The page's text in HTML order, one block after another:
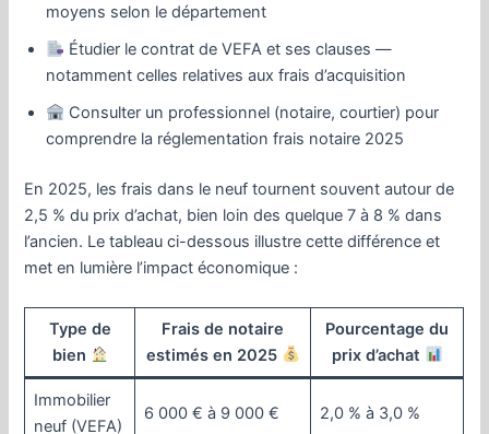
moyens selon le département
Étudier le contrat de VEFA et ses clauses —
notamment celles relatives aux frais d’acquisition
Consulter un professionnel (notaire, courtier) pour
comprendre la réglementation frais notaire 2025
En 2025, les frais dans le neuf tournent souvent autour de
2,5 % du prix d’achat, bien loin des quelque 7 à 8 % dans
l’ancien. Le tableau ci-dessous illustre cette différence et
met en lumière l’impact économique :
Type de
bien
Frais de notaire
estimés en 2025
Pourcentage du
prix d’achat
Immobilier
neuf (VEFA)
6 000 € à 9 000 € 2,0 % à 3,0 %